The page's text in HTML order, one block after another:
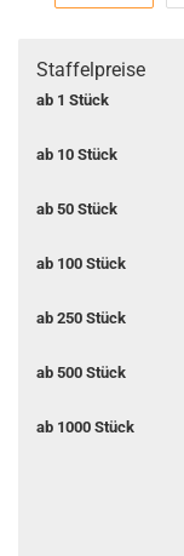
Staffelpreise
ab 1 Stück
ab 10 Stück
ab 50 Stück
ab 100 Stück
ab 250 Stück
ab 500 Stück
ab 1000 Stück